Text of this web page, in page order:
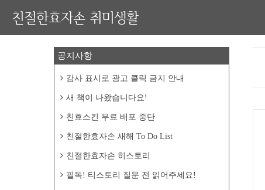
친절한효자손 취미생활
공지사항
감사 표시로 광고 클릭 금지 안내
새 책이 나왔습니다요!
친효스킨 무료 배포 중단
친절한효자손 새해 To Do List
친절한효자손 히스토리
필독! 티스토리 질문 전 읽어주세요!